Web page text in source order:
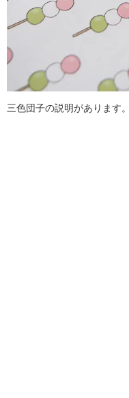
三色団子の説明があります。